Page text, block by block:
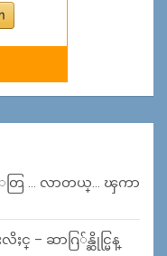
ေတြ … လာတယ္… ၾကာ
င္ – ဆာဂြ်န္ဆိုင္မြန္